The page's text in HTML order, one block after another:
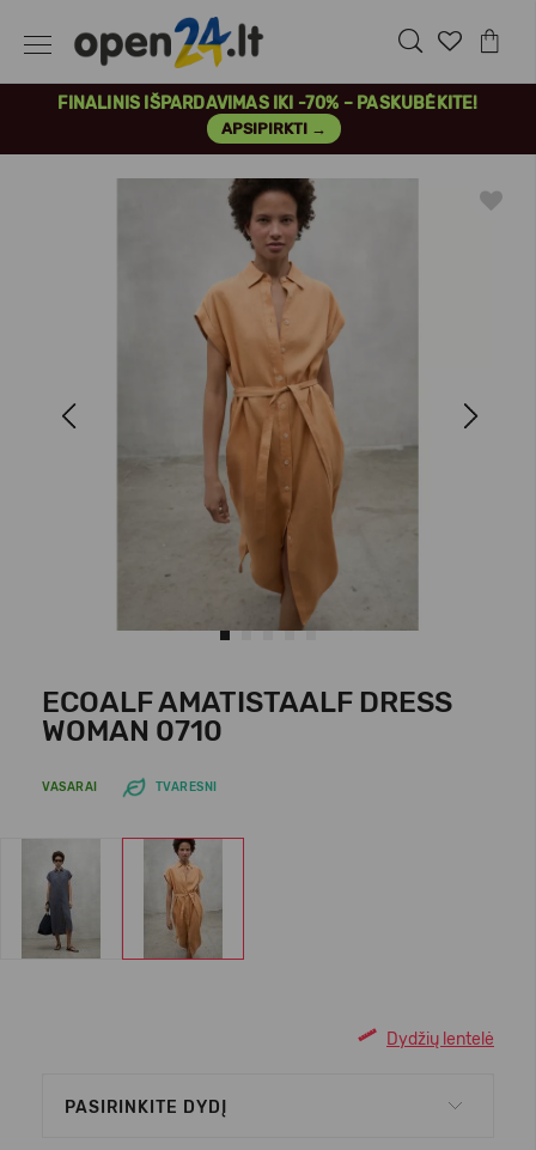
FINALINIS IŠPARDAVIMAS IKI -70% – PASKUBĖKITE!
APSIPIRKTI →
Next
ECOALF AMATISTAALF DRESS
WOMAN 0710
VASARAI TVARESNI
Dydžių lentelė
PASIRINKITE DYDĮ